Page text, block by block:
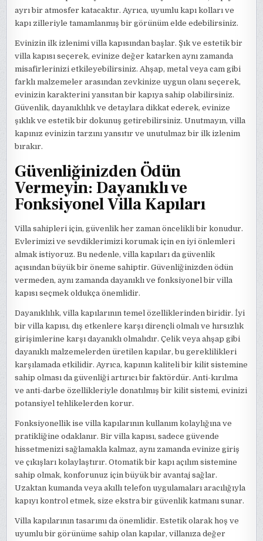
ayrı bir atmosfer katacaktır. Ayrıca, uyumlu kapı kolları ve
kapı zilleriyle tamamlanmış bir görünüm elde edebilirsiniz.
Evinizin ilk izlenimi villa kapısından başlar. Şık ve estetik bir
villa kapısı seçerek, evinize değer katarken aynı zamanda
misafirlerinizi etkileyebilirsiniz. Ahşap, metal veya cam gibi
farklı malzemeler arasından zevkinize uygun olanı seçerek,
evinizin karakterini yansıtan bir kapıya sahip olabilirsiniz.
Güvenlik, dayanıklılık ve detaylara dikkat ederek, evinize
şıklık ve estetik bir dokunuş getirebilirsiniz. Unutmayın, villa
kapınız evinizin tarzını yansıtır ve unutulmaz bir ilk izlenim
bırakır.
Güvenliğinizden Ödün
Vermeyin: Dayanıklı ve
Fonksiyonel Villa Kapıları
Villa sahipleri için, güvenlik her zaman öncelikli bir konudur.
Evlerimizi ve sevdiklerimizi korumak için en iyi önlemleri
almak istiyoruz. Bu nedenle, villa kapıları da güvenlik
açısından büyük bir öneme sahiptir. Güvenliğinizden ödün
vermeden, aynı zamanda dayanıklı ve fonksiyonel bir villa
kapısı seçmek oldukça önemlidir.
Dayanıklılık, villa kapılarının temel özelliklerinden biridir. İyi
bir villa kapısı, dış etkenlere karşı dirençli olmalı ve hırsızlık
girişimlerine karşı dayanıklı olmalıdır. Çelik veya ahşap gibi
dayanıklı malzemelerden üretilen kapılar, bu gereklilikleri
karşılamada etkilidir. Ayrıca, kapının kaliteli bir kilit sistemine
sahip olması da güvenliği artırıcı bir faktördür. Anti-kırılma
ve anti-darbe özellikleriyle donatılmış bir kilit sistemi, evinizi
potansiyel tehlikelerden korur.
Fonksiyonellik ise villa kapılarının kullanım kolaylığına ve
pratikliğine odaklanır. Bir villa kapısı, sadece güvende
hissetmenizi sağlamakla kalmaz, aynı zamanda evinize giriş
ve çıkışları kolaylaştırır. Otomatik bir kapı açılım sistemine
sahip olmak, konforunuz için büyük bir avantaj sağlar.
Uzaktan kumanda veya akıllı telefon uygulamaları aracılığıyla
kapıyı kontrol etmek, size ekstra bir güvenlik katmanı sunar.
Villa kapılarının tasarımı da önemlidir. Estetik olarak hoş ve
uyumlu bir görünüme sahip olan kapılar, villanıza değer